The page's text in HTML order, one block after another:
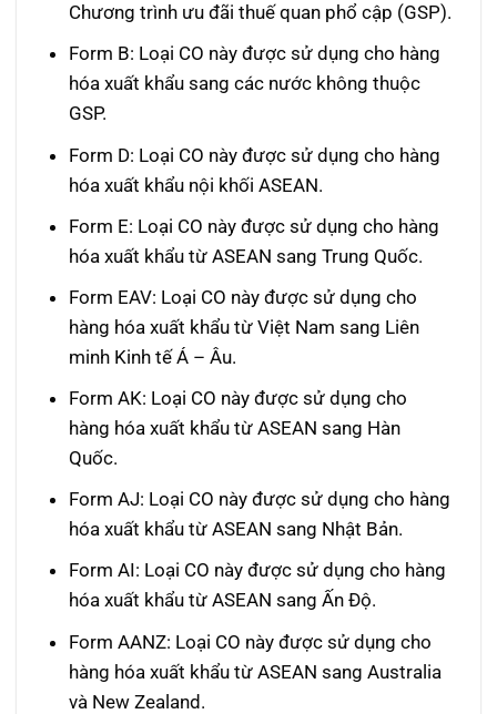
Chương trình ưu đãi thuế quan phổ cập (GSP).
Form B: Loại CO này được sử dụng cho hàng
hóa xuất khẩu sang các nước không thuộc
GSP.
Form D: Loại CO này được sử dụng cho hàng
hóa xuất khẩu nội khối ASEAN.
Form E: Loại CO này được sử dụng cho hàng
hóa xuất khẩu từ ASEAN sang Trung Quốc.
Form EAV: Loại CO này được sử dụng cho
hàng hóa xuất khẩu từ Việt Nam sang Liên
minh Kinh tế Á – Âu.
Form AK: Loại CO này được sử dụng cho
hàng hóa xuất khẩu từ ASEAN sang Hàn
Quốc.
Form AJ: Loại CO này được sử dụng cho hàng
hóa xuất khẩu từ ASEAN sang Nhật Bản.
Form AI: Loại CO này được sử dụng cho hàng
hóa xuất khẩu từ ASEAN sang Ấn Độ.
Form AANZ: Loại CO này được sử dụng cho
hàng hóa xuất khẩu từ ASEAN sang Australia
và New Zealand.